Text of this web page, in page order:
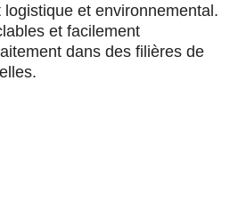
logistique et environnemental.
et facilement
dans des filières de